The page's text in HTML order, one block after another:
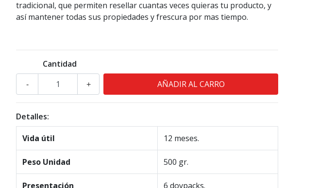
tradicional, que permiten resellar cuantas veces quieras tu producto, y
así mantener todas sus propiedades y frescura por mas tiempo.
Cantidad
+
-
Detalles:
Vida útil 12 meses.
Peso Unidad 500 gr.
Presentación 6 doypacks.